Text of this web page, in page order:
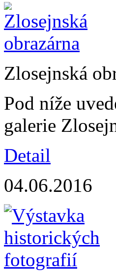
Zlosejnská
Pod níže
galerie
Detail
04.06.2016